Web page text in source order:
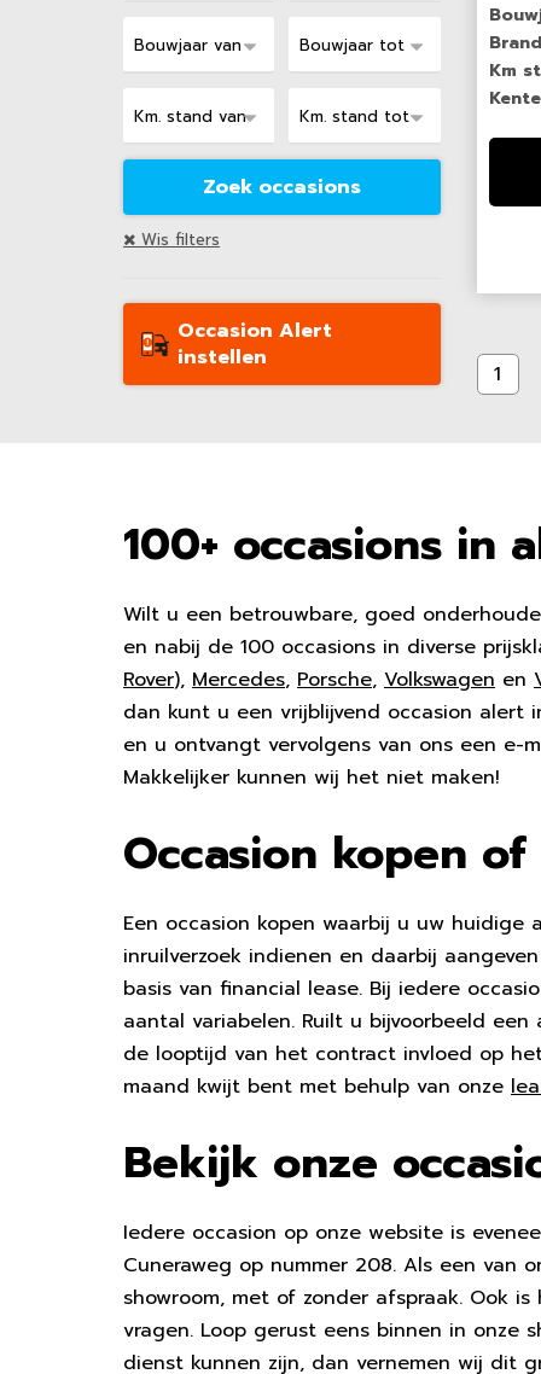
Wis filters
Occasion Alert
instellen
Km
1
100+ occasions in
Wilt u een betrouwbare, goed
en nabij de 100 occasions in diverse
Rover), Mercedes, Porsche, Volkswagen en
dan kunt u een vrijblijvend occasion alert
en u ontvangt vervolgens van ons een e-
Makkelijker kunnen wij het niet maken!
Occasion kopen
Een occasion kopen waarbij u uw
inruilverzoek indienen en daarbij
basis van financial lease. Bij iedere
aantal variabelen. Ruilt u bijvoorbeeld
de looptijd van het contract invloed op
maand kwijt bent met behulp van onze
Bekijk onze
Iedere occasion op onze website is
Cuneraweg op nummer 208. Als een van
showroom, met of zonder afspraak. Ook
vragen. Loop gerust eens binnen in onze
dienst kunnen zijn, dan vernemen wij dit